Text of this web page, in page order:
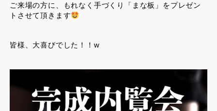
ご来場の方に、もれなく手づくり「まな板」をプレゼン
トさせて頂きます
皆様、大喜びでした！！w